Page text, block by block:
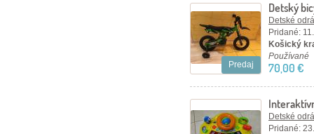
Predaj
Detský
Detské
Pridané:
Košický
Používané
70,00 €
jednom
Detské
Pridané: